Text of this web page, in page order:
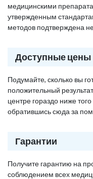
медицинскими
утвержденным
методов подтверждена
Доступные цены
Подумайте, сколько вы
положительный
центре гораздо ниже
обратившись сюда за
Гарантии
Получите гарантию на
соблюдением всех